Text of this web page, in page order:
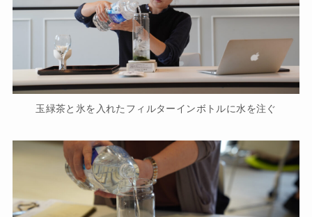
玉緑茶と氷を入れたフィルターインボトルに水を注ぐ